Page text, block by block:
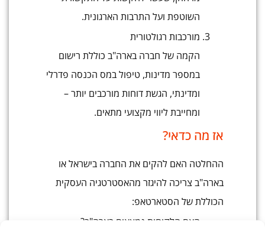
השוטפת ועל התרבות הארגונית.
מורכבות רגולטורית
הקמה של חברה בארה"ב כוללת רישום
במספר מדינות, טיפול במס הכנסה פדרלי
ומדינתי, הגשת דוחות מורכבים יותר –
ומחייבת ליווי מקצועי מתאים.
אז מה כדאי?
ההחלטה האם להקים את החברה בישראל או
בארה"ב צריכה להיגזר מהאסטרטגיה העסקית
הכוללת של הסטארטאפ:
האם הלקוחות נמצאים בארה"ב?